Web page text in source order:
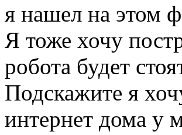
я нашел на этом
Я тоже хочу
робота будет
Подскажите я
интернет дома у